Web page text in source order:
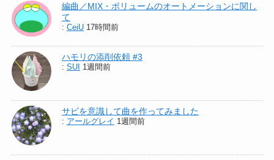
編曲／MIX・ボリュームのオートメーションに関し
て
: CeiU 17時間前
ハモリの添削依頼 #3
: SUI 1週間前
サビを意識して曲を作ってみました
: アールグレイ 1週間前